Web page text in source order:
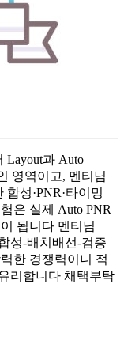
Layout과 Auto
영역이고, 멘티님
성·PNR·타이밍
은 실제 Auto PNR
됩니다 멘티님
성-배치배선-검증
한 경쟁력이니 적
리합니다 채택부탁